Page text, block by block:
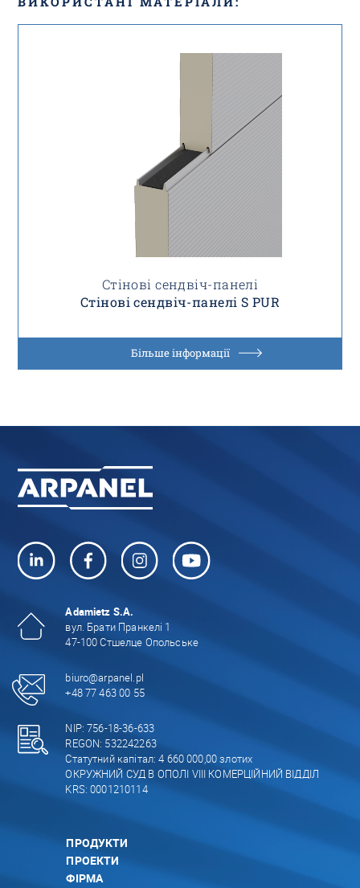
Стінові сендвіч-панелі
Стінові сендвіч-панелі S PUR
Більше інформації
Adamietz S.A.
вул. Брати Пранкелі 1
47-100 Стшелце Опольське
biuro@arpanel.pl
+48 77 463 00 55
NIP: 756-18-36-633
REGON: 532242263
Статутний капітал: 4 660 000,00 злотих
ОКРУЖНИЙ СУД В ОПОЛІ VIII КОМЕРЦІЙНИЙ ВІДДІЛ
KRS: 0001210114
ПРОДУКТИ
ПРОЕКТИ
ФІРМА